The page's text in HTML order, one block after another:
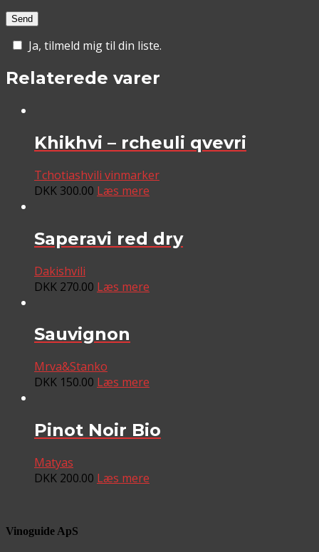
Ja, tilmeld mig til din liste.
Relaterede varer
Khikhvi – rcheuli qvevri
Tchotiashvili vinmarker
DKK 300.00 Læs mere
Saperavi red dry
Dakishvili
DKK 270.00 Læs mere
Sauvignon
Mrva&Stanko
DKK 150.00 Læs mere
Pinot Noir Bio
Matyas
DKK 200.00 Læs mere
Vinoguide ApS